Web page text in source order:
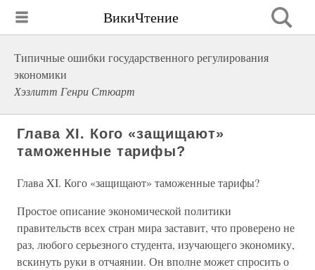
ВикиЧтение
Типичные ошибки государственного регулирования
экономики
Хэзлитт Генри Стюарт
Глава XI. Кого «защищают»
таможенные тарифы?
Глава XI. Кого «защищают» таможенные тарифы?
Простое описание экономической политики
правительств всех стран мира заставит, что проверено не
раз, любого серьезного студента, изучающего экономику,
вскинуть руки в отчаянии. Он вполне может спросить о